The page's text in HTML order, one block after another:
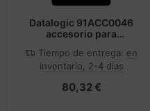
Datalogic 91ACC0046
accesorio para
tipo PDA
Tiempo de entrega: en
inventario, 2-4 dias
80,32 €